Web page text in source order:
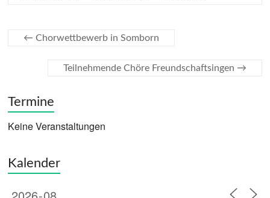
← Chorwettbewerb in Somborn
Teilnehmende Chöre Freundschaftsingen →
Termine
Keine Veranstaltungen
Kalender